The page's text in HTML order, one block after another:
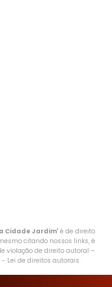
Cidade Jardim" é de direito
citando nossos links, é
violação de direito autoral –
- Lei de direitos autorais.